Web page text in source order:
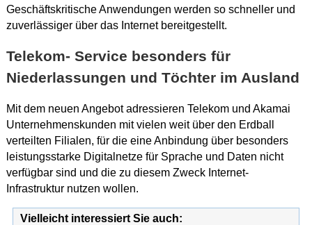
Geschäftskritische Anwendungen werden so schneller und
zuverlässiger über das Internet bereitgestellt.
Telekom- Service besonders für
Niederlassungen und Töchter im Ausland
Mit dem neuen Angebot adressieren Telekom und Akamai
Unternehmenskunden mit vielen weit über den Erdball
verteilten Filialen, für die eine Anbindung über besonders
leistungsstarke Digitalnetze für Sprache und Daten nicht
verfügbar sind und die zu diesem Zweck Internet-
Infrastruktur nutzen wollen.
Vielleicht interessiert Sie auch: